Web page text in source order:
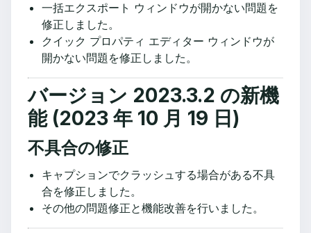
一括エクスポート ウィンドウが開かない問題を
修正しました。
クイック プロパティ エディター ウィンドウが
開かない問題を修正しました。
バージョン 2023.3.2 の新機
能 (2023 年 10 月 19 日)
不具合の修正
キャプションでクラッシュする場合がある不具
合を修正しました。
その他の問題修正と機能改善を行いました。